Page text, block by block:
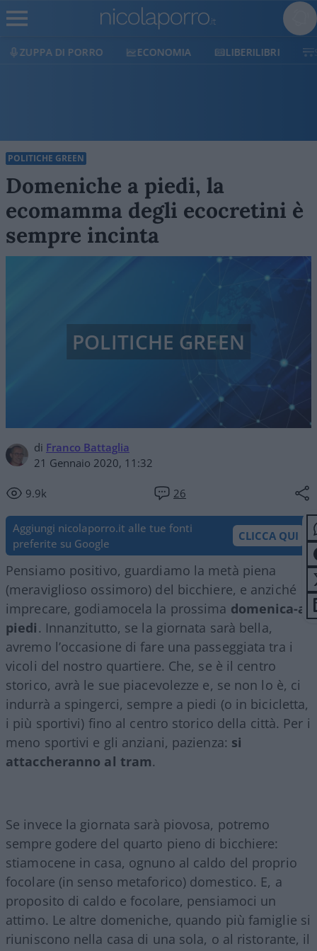
ECONOMIA LIBERILIBRI SHOP
POLITICHE GREEN
Domeniche a piedi, la
ecomamma degli ecocretini è
sempre incinta
di Franco Battaglia
21 Gennaio 2020, 11:32
9.9k 26
POLITICHE GREEN
Aggiungi nicolaporro.it alle tue fonti
preferite su Google
CLICCA QUI
Pensiamo positivo, guardiamo la metà piena
(meraviglioso ossimoro) del bicchiere, e anziché
imprecare, godiamocela la prossima domenica-a-
piedi. Innanzitutto, se la giornata sarà bella,
avremo l’occasione di fare una passeggiata tra i
vicoli del nostro quartiere. Che, se è il centro
storico, avrà le sue piacevolezze e, se non lo è, ci
indurrà a spingerci, sempre a piedi (o in bicicletta,
i più sportivi) fino al centro storico della città. Per i
meno sportivi e gli anziani, pazienza: si
attaccheranno al tram.
Se invece la giornata sarà piovosa, potremo
sempre godere del quarto pieno di bicchiere:
stiamocene in casa, ognuno al caldo del proprio
focolare (in senso metaforico) domestico. E, a
proposito di caldo e focolare, pensiamoci un
attimo. Le altre domeniche, quando più famiglie si
riuniscono nella casa di una sola, o al ristorante, il